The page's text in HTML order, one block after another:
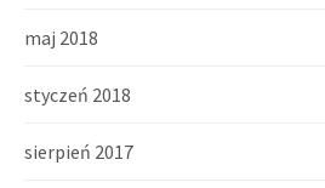
maj 2018
styczeń 2018
sierpień 2017